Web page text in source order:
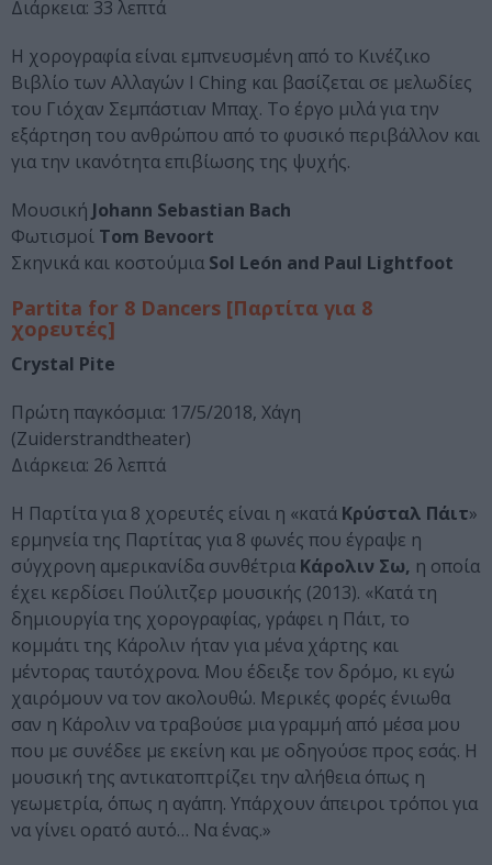
Διάρκεια: 33 λεπτά
Η χορογραφία είναι εμπνευσμένη από το Κινέζικο
Βιβλίο των Αλλαγών I Ching και βασίζεται σε μελωδίες
του Γιόχαν Σεμπάστιαν Μπαχ. Το έργο μιλά για την
εξάρτηση του ανθρώπου από το φυσικό περιβάλλον και
για την ικανότητα επιβίωσης της ψυχής.
Μουσική Johann Sebastian Bach
Φωτισμοί Tom Bevoort
Σκηνικά και κοστούμια Sol León and Paul Lightfoot
Partita for 8 Dancers [Παρτίτα για 8
χορευτές]
Crystal Pite
Πρώτη παγκόσμια: 17/5/2018, Χάγη
(Zuiderstrandtheater)
Διάρκεια: 26 λεπτά
Η Παρτίτα για 8 χορευτές είναι η «κατά Kρύσταλ Πάιτ»
ερμηνεία της Παρτίτας για 8 φωνές που έγραψε η
σύγχρονη αμερικανίδα συνθέτρια Κάρολιν Σω, η οποία
έχει κερδίσει Πούλιτζερ μουσικής (2013). «Κατά τη
δημιουργία της χορογραφίας, γράφει η Πάιτ, το
κομμάτι της Κάρολιν ήταν για μένα χάρτης και
μέντορας ταυτόχρονα. Μου έδειξε τον δρόμο, κι εγώ
χαιρόμουν να τον ακολουθώ. Μερικές φορές ένιωθα
σαν η Κάρολιν να τραβούσε μια γραμμή από μέσα μου
που με συνέδεε με εκείνη και με οδηγούσε προς εσάς. Η
μουσική της αντικατοπτρίζει την αλήθεια όπως η
γεωμετρία, όπως η αγάπη. Υπάρχουν άπειροι τρόποι για
να γίνει ορατό αυτό… Να ένας.»